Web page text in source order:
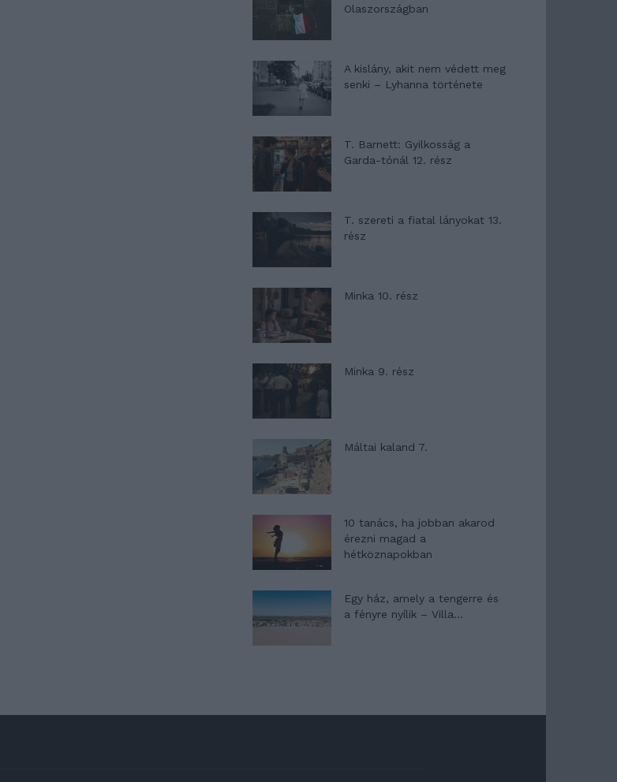
Olaszországban
A kislány, akit nem védett meg
senki – Lyhanna története
T. Barnett: Gyilkosság a
Garda-tónál 12. rész
T. szereti a fiatal lányokat 13.
rész
Minka 10. rész
Minka 9. rész
Máltai kaland 7.
10 tanács, ha jobban akarod
érezni magad a
hétköznapokban
Egy ház, amely a tengerre és
a fényre nyílik – Villa...